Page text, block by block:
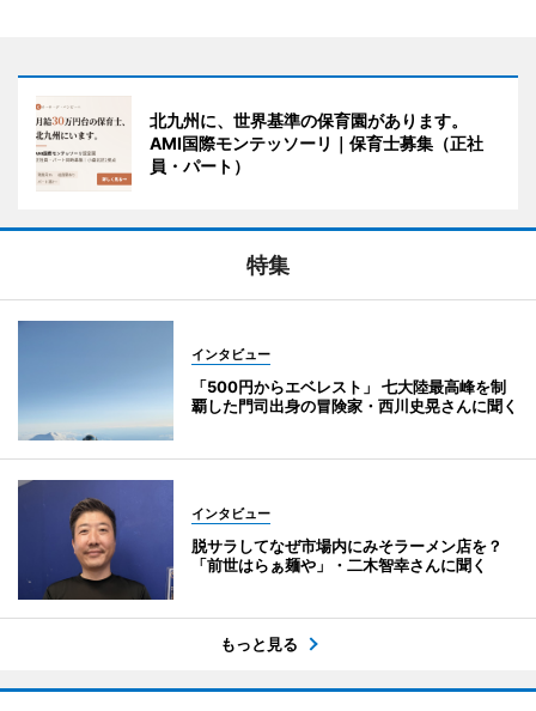
北九州に、世界基準の保育園があります。
AMI国際モンテッソーリ｜保育士募集（正社
員・パート）
特集
インタビュー
「500円からエベレスト」 七大陸最高峰を制
覇した門司出身の冒険家・西川史晃さんに聞く
インタビュー
脱サラしてなぜ市場内にみそラーメン店を？
「前世はらぁ麺や」・二木智幸さんに聞く
もっと見る